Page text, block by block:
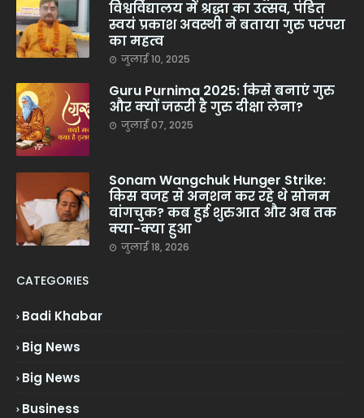
विश्वविद्यालय में श्रद्धा का उत्सव, पंडित
स्वयं प्रकाश अवस्थी ने बताया गुरु परंपरा
का महत्व
जुलाई 10, 2025
Guru Purnima 2025: किसे बनाएं गुरु
और क्यों जरूरी है गुरु दीक्षा लेना?
जुलाई 07, 2025
Sonam Wangchuk Hunger Strike:
किस वजह से अनशन कर रहे थे सोनम
वांगचुक? कब हुई शुरुआत और अब तक
क्या-क्या हुआ
जुलाई 18, 2026
CATEGORIES
Badi Khabar
Big News
Big News
Business